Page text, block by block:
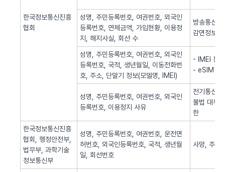
한국정보통신진흥
협회
성명, 주민등록번호, 여권번호, 외국인
등록번호, 연체금액, 가입현황, 이용정
지, 해지사실, 회선 수
방송통신
감면정보
성명, 주민등록번호, 여권번호, 외국인
등록번호, 국적, 생년월일, 이동전화번
호, 주소, 단말기 정보(모델명, IMEI)
- IMEI 통
- eSIM 동
성명, 주민등록번호, 여권번호, 외국인
등록번호, 이용정지 사유
전기통신
불법 대부
한
한국정보통신진흥
협회, 행정안전부,
법무부, 과학기술
정보통신부
성명, 주민등록번호, 여권번호, 운전면
허번호, 외국인등록번호, 국적, 생년월
일, 회선번호
사망, 주민